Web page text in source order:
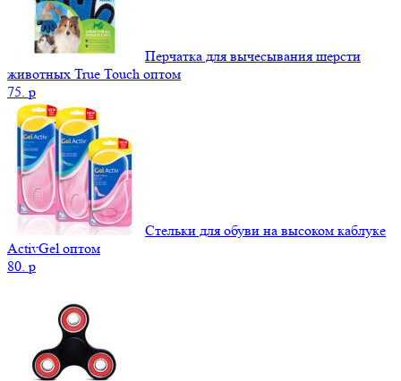
Перчатка для вычесывания шерсти
животных True Touch оптом
75. p
Стельки для обуви на высоком каблуке
ActivGel оптом
80. p